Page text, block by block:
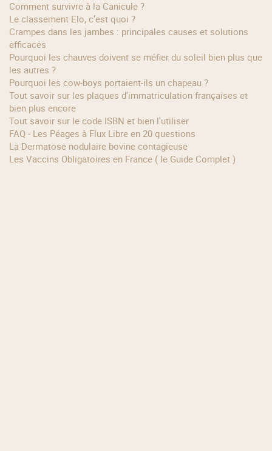
Comment survivre à la Canicule ?
Le classement Elo, c’est quoi ?
Crampes dans les jambes : principales causes et solutions
efficaces
Pourquoi les chauves doivent se méfier du soleil bien plus que
les autres ?
Pourquoi les cow‑boys portaient‑ils un chapeau ?
Tout savoir sur les plaques d'immatriculation françaises et
bien plus encore
Tout savoir sur le code ISBN et bien l'utiliser
FAQ - Les Péages à Flux Libre en 20 questions
La Dermatose nodulaire bovine contagieuse
Les Vaccins Obligatoires en France ( le Guide Complet )